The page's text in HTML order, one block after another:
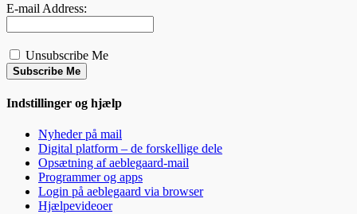
E-mail Address:
Unsubscribe Me
Subscribe Me
Indstillinger og hjælp
Nyheder på mail
Digital platform – de forskellige dele
Opsætning af aeblegaard-mail
Programmer og apps
Login på aeblegaard via browser
Hjælpevideoer